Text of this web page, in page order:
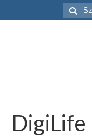
Szuklaj
w:
DigiLife